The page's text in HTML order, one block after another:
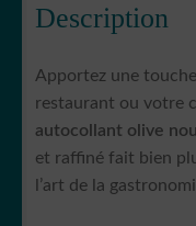
Description
Apportez une
restaurant ou votre
autocollant olive
et raffiné fait bien
l’art de la